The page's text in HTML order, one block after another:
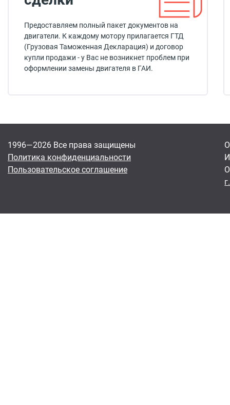
Предоставляем полный пакет документов на
двигатели. К каждому мотору прилагается ГТД
(Грузовая Таможенная Декларация) и договор
купли продажи - у Вас не возникнет проблем при
оформлении замены двигателя в ГАИ.
1996—2026 Все права защищены
Политика конфиденциальности
Пользовательское соглашение